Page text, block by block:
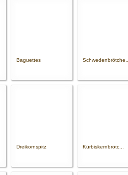
Baguettes Schwedenbrötche...
Dreikornspitz Kürbiskernbrötc...